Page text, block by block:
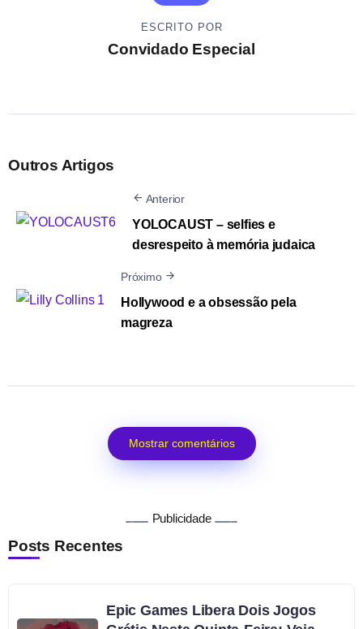
ESCRITO POR
Convidado Especial
Outros Artigos
Anterior
YOLOCAUST – selfies e
desrespeito à memória judaica
Próximo
Hollywood e a obsessão pela
magreza
Mostrar comentários
Publicidade
Posts Recentes
Epic Games Libera Dois Jogos